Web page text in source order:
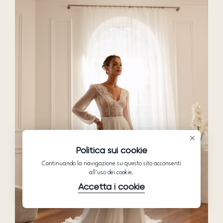
Politica sui cookie
Continuando la navigazione su questo sito acconsenti
all'uso dei cookie.
Accetta i cookie